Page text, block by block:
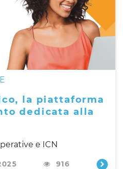
la piattaforma
dedicata alla
e ICN
916